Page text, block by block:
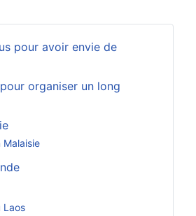
pour avoir envie de
organiser un long
Laos